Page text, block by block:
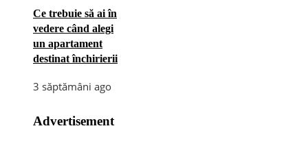
Ce trebuie să ai în
vedere când alegi
un apartament
destinat închirierii
3 săptămâni ago
Advertisement